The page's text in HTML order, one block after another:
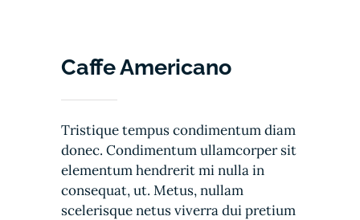
Caffe Americano
Tristique tempus condimentum diam
donec. Condimentum ullamcorper sit
elementum hendrerit mi nulla in
consequat, ut. Metus, nullam
scelerisque netus viverra dui pretium